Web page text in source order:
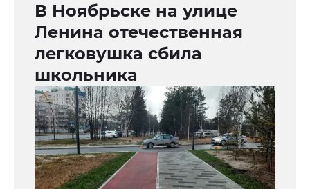
В Ноябрьске на улице
Ленина отечественная
легковушка сбила
школьника